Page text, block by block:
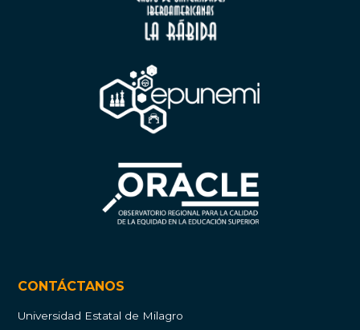
CONTÁCTANOS
Universidad Estatal de Milagro